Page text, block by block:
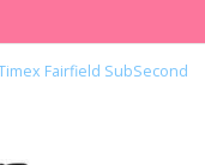
Fairfield SubSecond